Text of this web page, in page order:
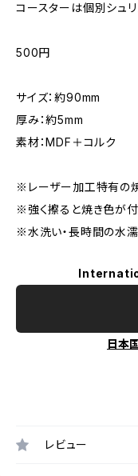
コースターは個別シュ
500円
サイズ：約90mm
厚み：約5mm
素材：MDF＋コルク
※レーザー加工特有の
※強く擦ると焼き色が
※水洗い・長時間の水濡
日本
レビュー